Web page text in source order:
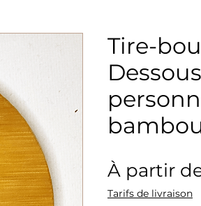
Tire-
À partir
Tarifs de livraison